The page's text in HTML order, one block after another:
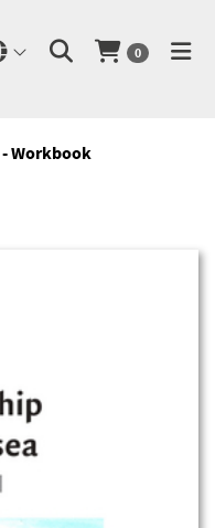
0
- Workbook